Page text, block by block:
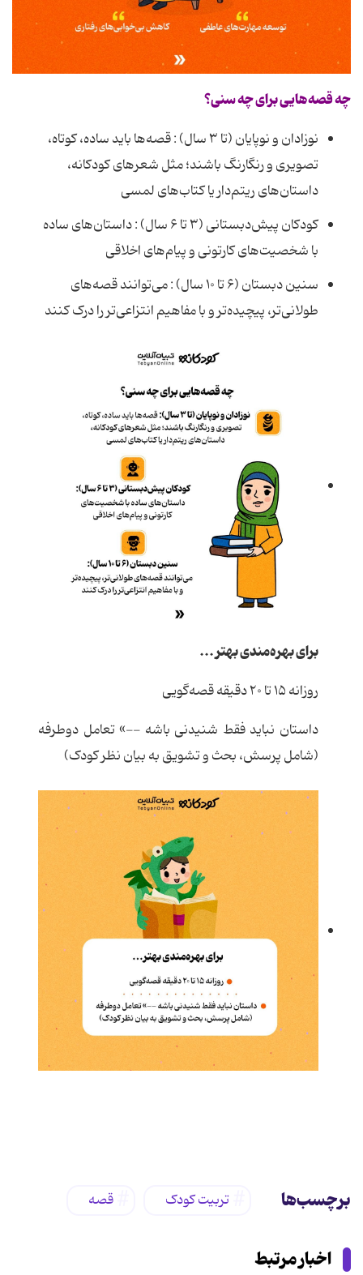
چه قصه‌هایی برای چه سنی؟
نوزادان و نوپایان (تا ۳ سال) : قصه‌ها باید ساده، کوتاه،
تصویری و رنگارنگ باشند؛ مثل شعرهای کودکانه،
داستان‌های ریتم‌دار یا کتاب‌های لمسی
کودکان پیش‌دبستانی (۳ تا ۶ سال) : داستان‌های ساده
با شخصیت‌های کارتونی و پیام‌های اخلاقی
سنین دبستان (۶ تا ۱۰ سال) : می‌توانند قصه‌های
طولانی‌تر، پیچیده‌تر و با مفاهیم انتزاعی‌تر را درک کنند
برای بهره‌مندی بهتر ...
روزانه ۱۵ تا ۲۰ دقیقه قصه‌گویی
داستان نباید فقط شنیدنی باشه --» تعامل دوطرفه
(شامل پرسش، بحث و تشویق به بیان نظر کودک)
برچسب‌ها تربیت کودک قصه
اخبار مرتبط